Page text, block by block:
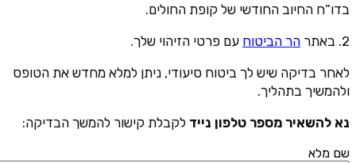
בדו”ח החיוב החודשי של קופת החולים.
2. באתר
הר הביטוח עם פרטי הזיהוי שלך.
לאחר בדיקה שיש לך ביטוח סיעודי, ניתן למלא מחדש את הטופס
ולהמשיך בתהליך.
נא להשאיר מספר טלפון נייד לקבלת קישור להמשך הבדיקה:
שם מלא